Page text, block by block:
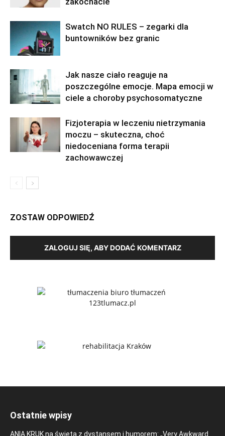
Swatch NO RULES – zegarki dla
buntowników bez granic
Jak nasze ciało reaguje na
poszczególne emocje. Mapa emocji w
ciele a choroby psychosomatyczne
Fizjoterapia w leczeniu nietrzymania
moczu – skuteczna, choć
niedoceniana forma terapii
zachowawczej
ZOSTAW ODPOWIEDŹ
ZALOGUJ SIĘ, ABY DODAĆ KOMENTARZ
Ostatnie wpisy
ANIA KRUK na święta z dystansem i humorem: „Very Awkward